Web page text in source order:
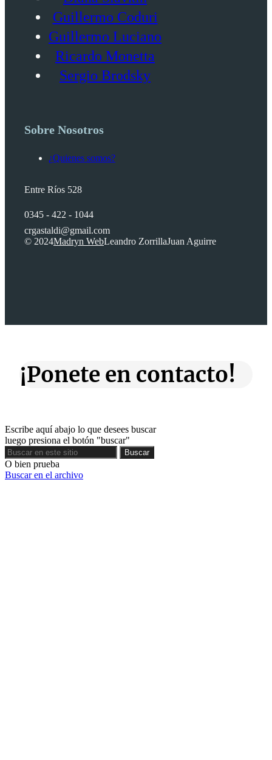
Guillermo Coduri
Guillermo Luciano
Ricardo Monetta
Sergio Brodsky
Sobre Nosotros
¿Quienes somos?
Entre Ríos 528
0345 - 422 - 1044
crgastaldi@gmail.com
© 2024Madryn WebLeandro ZorrillaJuan Aguirre
¡Ponete en contacto!
Escribe aquí abajo lo que desees buscar
luego presiona el botón "buscar"
Buscar
Buscar
O bien prueba
Buscar en el archivo